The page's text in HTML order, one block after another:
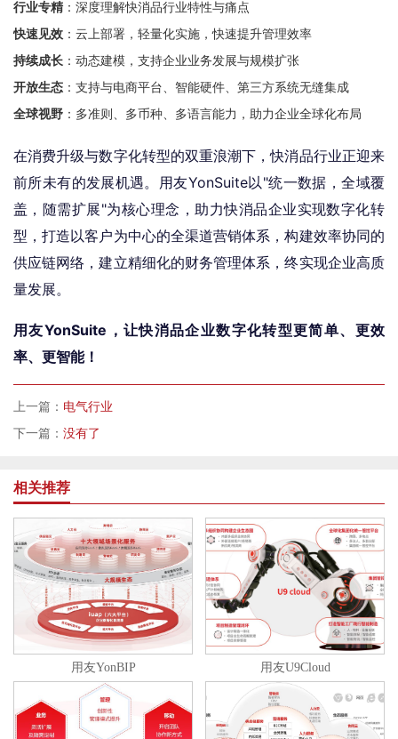
行业专精 ：深度理解快消品行业特性与痛点
快速见效 ：云上部署，轻量化实施，快速提升管理效率
持续成长 ：动态建模，支持企业业务发展与规模扩张
开放生态 ：支持与电商平台、智能硬件、第三方系统无缝集成
全球视野 ：多准则、多币种、多语言能力，助力企业全球化布局
在消费升级与数字化转型的双重浪潮下，快消品行业正迎来
前所未有的发展机遇。用友YonSuite以"统一数据，全域覆
盖，随需扩展"为核心理念，助力快消品企业实现数字化转
型，打造以客户为中心的全渠道营销体系，构建效率协同的
供应链网络，建立精细化的财务管理体系，终实现企业高质
量发展。
用友YonSuite，让快消品企业数字化转型更简单、更效
率、更智能！
上一篇： 电气行业
下一篇： 没有了
相关推荐
用友YonBIP 用友U9Cloud